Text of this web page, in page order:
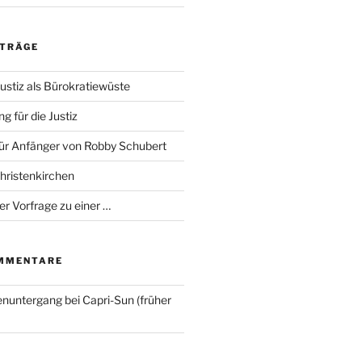
als Bürokratiewüste
für die Justiz
Anfänger von Robby Schubert
Vorfrage zu einer …
bei Capri-Sun (früher